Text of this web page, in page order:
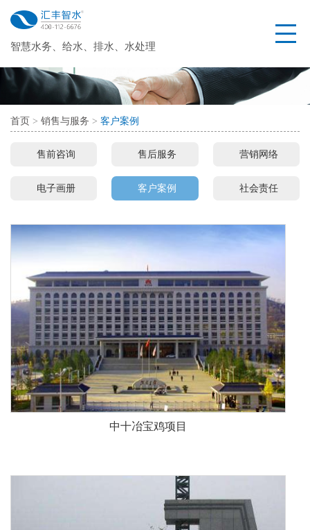
导
走进汇丰
汇丰简介 汇丰文化 人才招聘 各地分公司 联系方式
资讯与文章
行业资讯 汇丰资讯 资料中心
二次供水 水厂 智能表计 水箱
消防 其他 隔油 化粪池
应用领域
老小区改造 自来水厂应用 智能化应用 美丽乡村应用
市政应用 餐饮应用 别墅底跃应用 高层建筑应用
商业综合体应用 工业园区应用 消防应用 公路、铁路应用
电子画册
社会责任
智慧水务、给水、排水、水处理
首页 > 销售与服务 > 客户案例
售前咨询 售后服务 营销网络
电子画册 客户案例 社会责任
中十冶宝鸡项目